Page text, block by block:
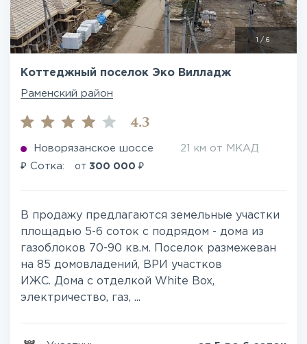
/ 6
Коттеджный поселок Эко Вилладж
Раменский район
4.3
Новорязанское шоссе 21 км от МКАД
₽ Сотка: от 300 000 ₽
В продажу предлагаются земельные участки
площадью 5-6 соток с подрядом - дома из
газоблоков 70-90 кв.м. Поселок размежеван
на 85 домовладений, ВРИ участков
ИЖС. Дома с отделкой White Box,
электричество, газ, ...